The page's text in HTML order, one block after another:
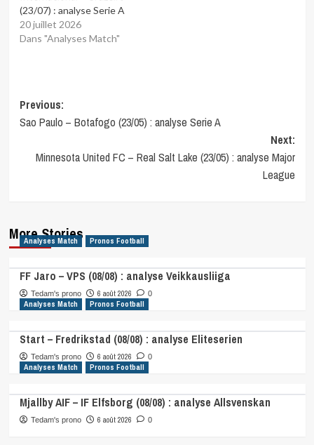
(23/07) : analyse Serie A
20 juillet 2026
Dans "Analyses Match"
Post
navigation
Previous:
Sao Paulo – Botafogo (23/05) : analyse Serie A
Next:
Minnesota United FC – Real Salt Lake (23/05) : analyse Major
League
More Stories
Analyses Match Pronos Football
FF Jaro – VPS (08/08) : analyse Veikkausliiga
Tedam's prono 6 août 2026 0
Analyses Match Pronos Football
Start – Fredrikstad (08/08) : analyse Eliteserien
Tedam's prono 6 août 2026 0
Analyses Match Pronos Football
Mjallby AIF – IF Elfsborg (08/08) : analyse Allsvenskan
Tedam's prono 6 août 2026 0